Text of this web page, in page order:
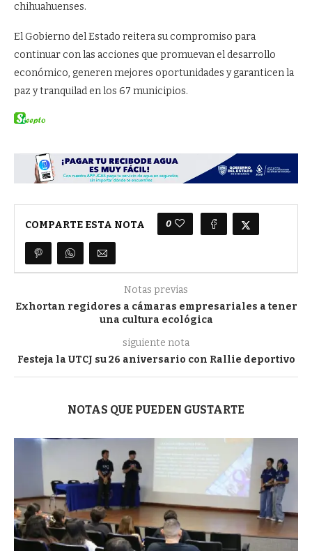
chihuahuenses.
El Gobierno del Estado reitera su compromiso para
continuar con las acciones que promuevan el desarrollo
económico, generen mejores oportunidades y garanticen la
paz y tranquilad en los 67 municipios.
COMPARTE ESTA NOTA 0
Notas previas
Exhortan regidores a cámaras empresariales a tener
una cultura ecológica
siguiente nota
Festeja la UTCJ su 26 aniversario con Rallie deportivo
NOTAS QUE PUEDEN GUSTARTE